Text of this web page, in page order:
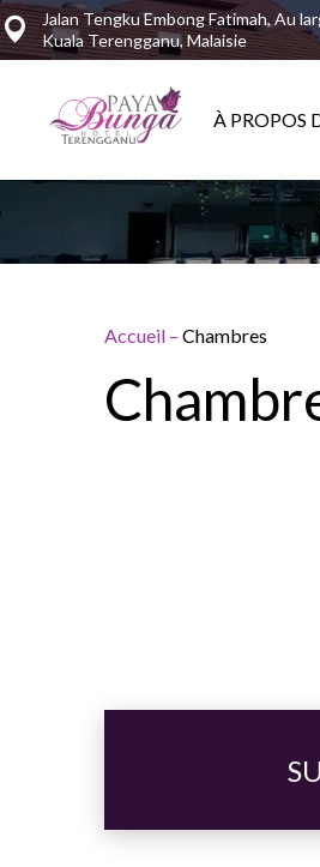
Jalan Tengku Embong Fatimah, Au
Kuala Terengganu, Malaisie
À PROPOS
Accueil – Chambres